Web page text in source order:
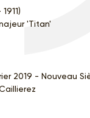
'Titan'
2019 - Nouveau